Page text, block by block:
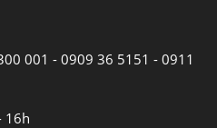
001 - 0909 36 5151 - 0911
16h